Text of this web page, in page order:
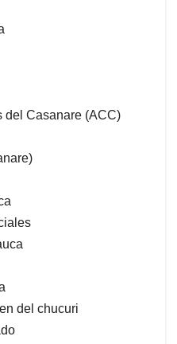
del Casanare (ACC)
del chucuri